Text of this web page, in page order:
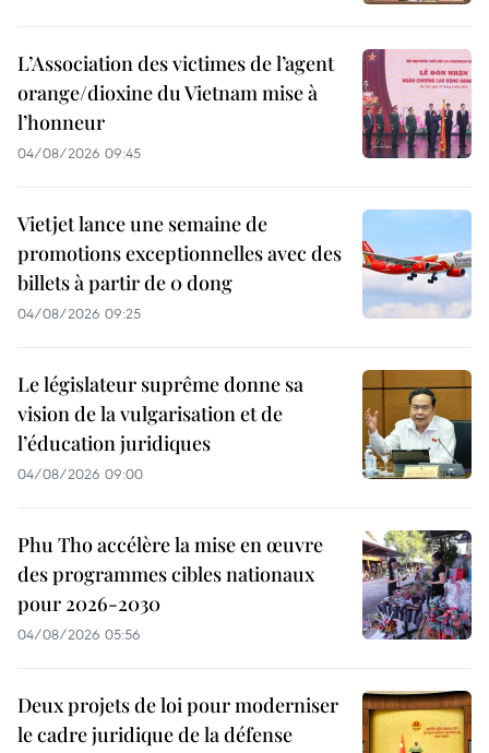
L’Association des victimes de l’agent
orange/dioxine du Vietnam mise à
l’honneur
04/08/2026 09:45
Vietjet lance une semaine de
promotions exceptionnelles avec des
billets à partir de 0 dong
04/08/2026 09:25
Le législateur suprême donne sa
vision de la vulgarisation et de
l’éducation juridiques
04/08/2026 09:00
Phu Tho accélère la mise en œuvre
des programmes cibles nationaux
pour 2026-2030
04/08/2026 05:56
Deux projets de loi pour moderniser
le cadre juridique de la défense